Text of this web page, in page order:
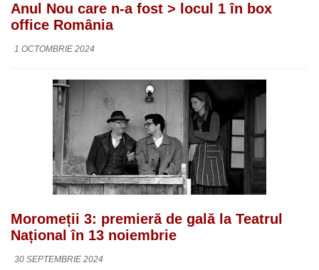
Anul Nou care n-a fost > locul 1 în box
office România
1 OCTOMBRIE 2024
Moromeții 3: premieră de gală la Teatrul
Național în 13 noiembrie
30 SEPTEMBRIE 2024